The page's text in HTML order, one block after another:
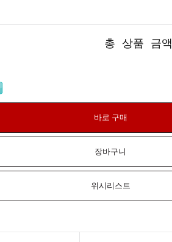
총 상품 금액
바로 구매
장바구니
위시리스트